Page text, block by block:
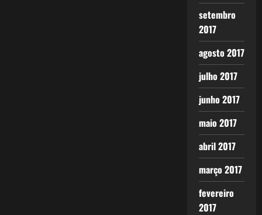
setembro
2017
agosto 2017
julho 2017
junho 2017
maio 2017
abril 2017
março 2017
fevereiro
2017